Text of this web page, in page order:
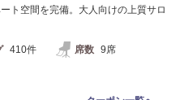
ト空間を完備。大人向けの上質サロ
410件 席数 9席